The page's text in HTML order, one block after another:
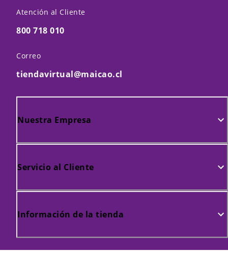
Atención al Cliente
800 718 010
Correo
tiendavirtual@maicao.cl
Nuestra Empresa
Servicio al Cliente
Información de la tienda